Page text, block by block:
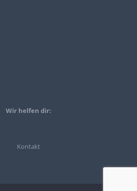
Wir helfen dir:
Kontakt